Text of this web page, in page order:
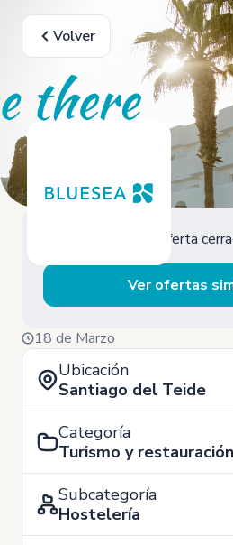
Volver
Oferta
Ver ofertas
18 de Marzo
Ubicación
Santiago del Teide
Categoría
Turismo y restauración
Subcategoría
Hostelería